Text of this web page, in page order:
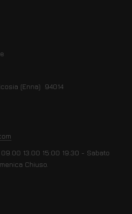
(Enna) 94014
13.00 15:00 19:30 - Sabato
Chiuso.